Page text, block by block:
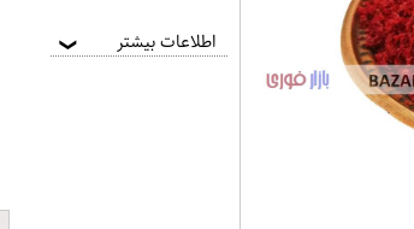
اطلاعات بیشتر ❯